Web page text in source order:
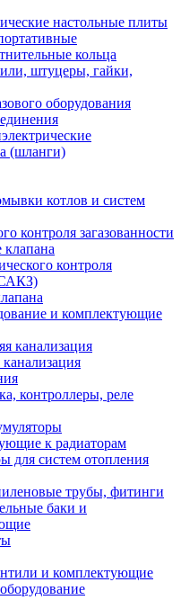
настольные плиты
кольца
штуцеры, гайки,
оборудования
(шланги)
котлов и систем
контроля загазованности
контроля
и комплектующие
канализация
контроллеры, реле
к радиаторам
для систем отопления
трубы, фитинги
баки и
и комплектующие